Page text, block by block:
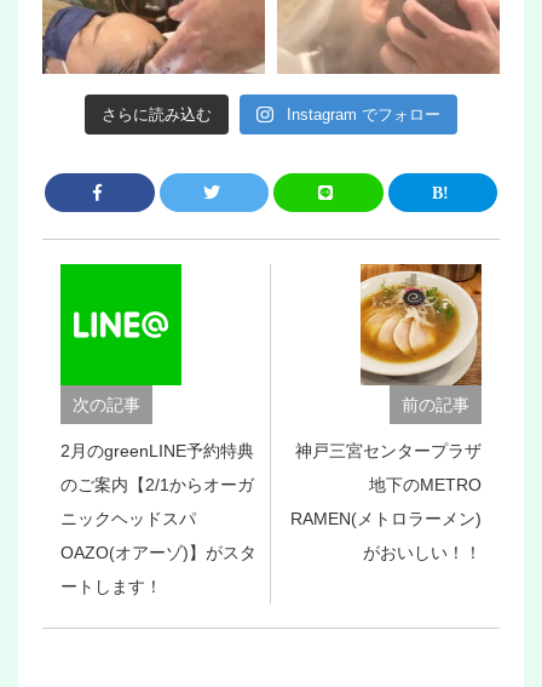
さらに読み込む Instagram でフォロー
次の記事
2月のgreenLINE予約特典
のご案内【2/1からオーガ
ニックヘッドスパ
OAZO(オアーゾ)】がスタ
ートします！
前の記事
神戸三宮センタープラザ
地下のMETRO
RAMEN(メトロラーメン)
がおいしい！！